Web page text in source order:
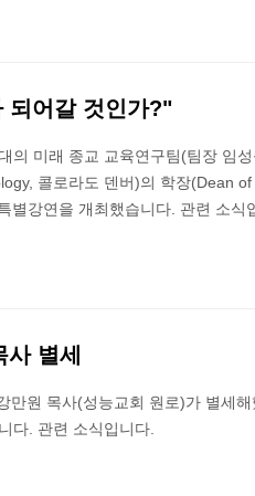
되어갈 것인가?"
의 미래 종교 교육연구팀(팀장 임
콜로라도 덴버)의 학장(Dean of
별강연을 개최했습니다. 관련 소식
별세
만원 목사(성능교회 원로)가 별세해
다. 관련 소식입니다.